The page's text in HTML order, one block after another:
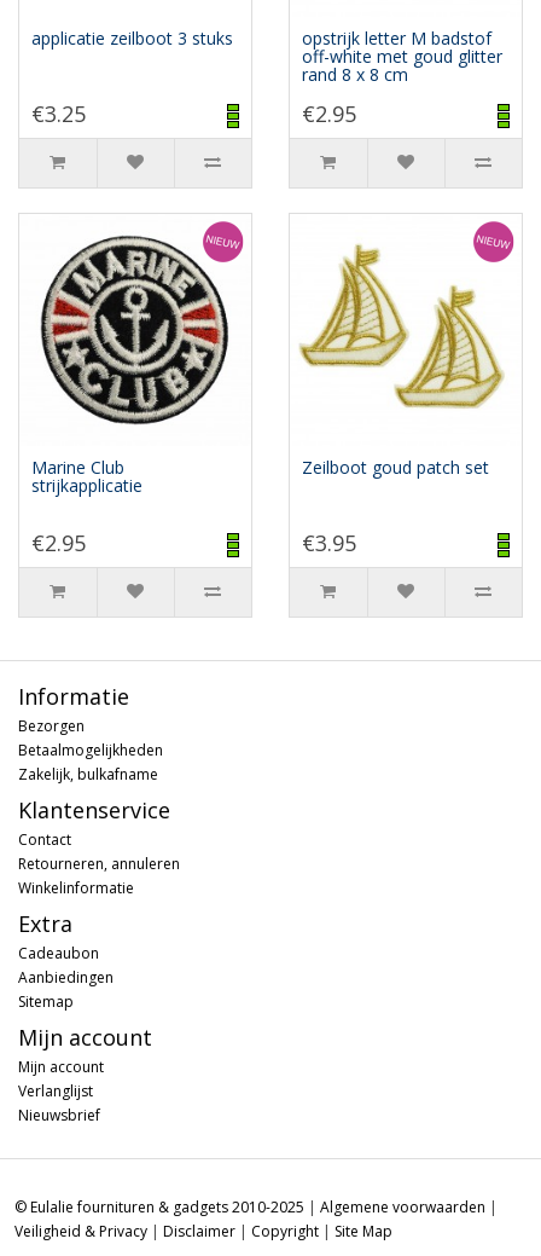
applicatie zeilboot 3 stuks
€3.25
opstrijk letter M badstof
off-white met goud glitter
rand 8 x 8 cm
€2.95
Marine Club
strijkapplicatie
€2.95
Zeilboot goud patch set
€3.95
Informatie
Bezorgen
Betaalmogelijkheden
Zakelijk, bulkafname
Klantenservice
Contact
Retourneren, annuleren
Winkelinformatie
Extra
Cadeaubon
Aanbiedingen
Sitemap
Mijn account
Mijn account
Verlanglijst
Nieuwsbrief
© Eulalie fournituren & gadgets 2010-2025 | Algemene voorwaarden |
Veiligheid & Privacy | Disclaimer | Copyright | Site Map